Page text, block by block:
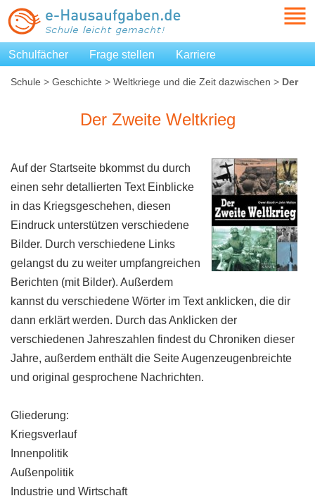
Schulfächer Frage stellen Karriere
Schule > Geschichte > Weltkriege und die Zeit dazwischen > Der
Der Zweite Weltkrieg
Auf der Startseite bkommst du durch
einen sehr detallierten Text Einblicke
in das Kriegsgeschehen, diesen
Eindruck unterstützen verschiedene
Bilder. Durch verschiedene Links
gelangst du zu weiter umpfangreichen
Berichten (mit Bilder). Außerdem
kannst du verschiedene Wörter im Text anklicken, die dir
dann erklärt werden. Durch das Anklicken der
verschiedenen Jahreszahlen findest du Chroniken dieser
Jahre, außerdem enthält die Seite Augenzeugenbreichte
und original gesprochene Nachrichten.
Gliederung:
Kriegsverlauf
Innenpolitik
Außenpolitik
Industrie und Wirtschaft